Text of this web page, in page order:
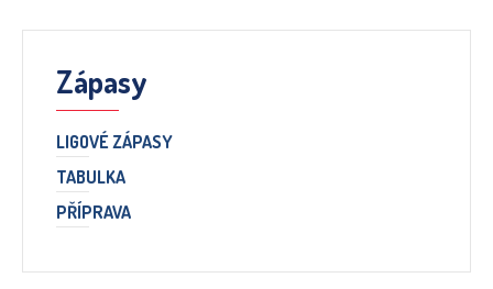
Zápasy
LIGOVÉ ZÁPASY
TABULKA
PŘÍPRAVA